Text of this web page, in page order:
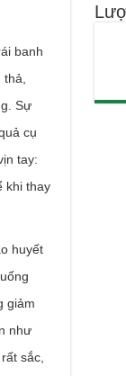
banh
thả,
Sự
cụ
tay:
khi thay
huyết
giảm
như
sắc,